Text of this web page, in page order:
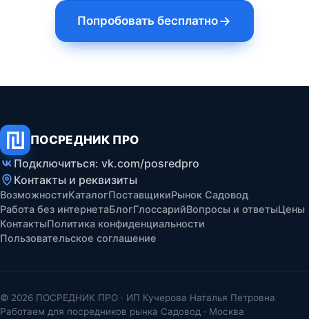
Попробовать бесплатно
ПОСРЕДНИК ПРО
Подключиться: vk.com/posredpro
Контакты и реквизиты
ВозможностиКаталогПоставщикиРынок Садовод
Работа без интернетаБлогГлоссарийВопросы и ответыЦены
КонтактыПолитика конфиденциальности
Пользовательское соглашение
© 2026 ПОСРЕДНИК ПРО · ИП Кучерова Наталья Петровна
Работаем для посредников рынка Садовод · Москва